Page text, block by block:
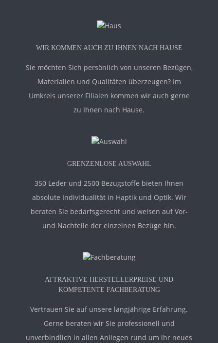
WIR KOMMEN AUCH ZU IHNEN NACH HAUSE
Sie möchten Sich persönlich von unseren Bezügen,
Materialien und Qualitäten überzeugen? Im
Umkreis unserer Filialen kommen wir auch gerne
zu Ihnen nach Hause.
GRENZENLOSE AUSWAHL
350 Leder und 2500 Bezugstoffe bieten Ihnen
absolute Individualität in Haptik und Optik. Wir
beraten Sie bedarfsgerecht und weisen auf Vor-
und Nachteile der einzelnen Bezüge hin.
ATTRAKTIVE HERSTELLERPREISE UND
KOMPETENTE FACHBERATUNG
Vertrauen Sie auf unsere langjährige Erfahrung.
Gerne beraten wir Sie professionell und
unverbindlich in allen Anliegen rund um ihr neues